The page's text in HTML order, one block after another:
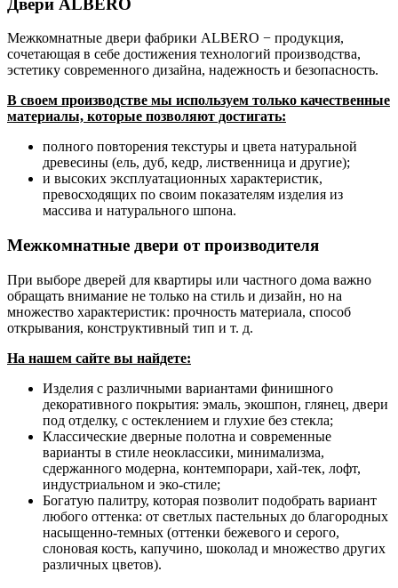
Межкомнатные двери фабрики ALBERO − продукция,
сочетающая в себе достижения технологий производства,
эстетику современного дизайна, надежность и безопасность.
В своем производстве мы используем только качественные
материалы, которые позволяют достигать:
полного повторения текстуры и цвета натуральной
древесины (ель, дуб, кедр, лиственница и другие);
и высоких эксплуатационных характеристик,
превосходящих по своим показателям изделия из
массива и натурального шпона.
Межкомнатные двери от производителя
При выборе дверей для квартиры или частного дома важно
обращать внимание не только на стиль и дизайн, но на
множество характеристик: прочность материала, способ
открывания, конструктивный тип и т. д.
На нашем сайте вы найдете:
Изделия с различными вариантами финишного
декоративного покрытия: эмаль, экошпон, глянец, двери
под отделку, с остеклением и глухие без стекла;
Классические дверные полотна и современные
варианты в стиле неоклассики, минимализма,
сдержанного модерна, контемпорари, хай-тек, лофт,
индустриальном и эко-стиле;
Богатую палитру, которая позволит подобрать вариант
любого оттенка: от светлых пастельных до благородных
насыщенно-темных (оттенки бежевого и серого,
слоновая кость, капучино, шоколад и множество других
различных цветов).